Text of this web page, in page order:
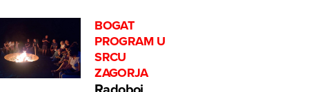
BOGAT
PROGRAM U
SRCU
ZAGORJA